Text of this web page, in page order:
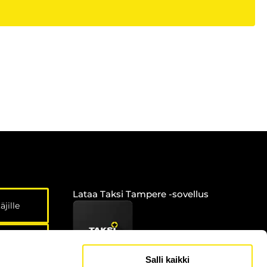
Salli kaikki
Lataa Taksi Tampere -sovellus